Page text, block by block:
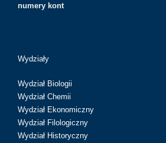
numery kont
Wydziały
Wydział Biologii
Wydział Chemii
Wydział Ekonomiczny
Wydział Filologiczny
Wydział Historyczny